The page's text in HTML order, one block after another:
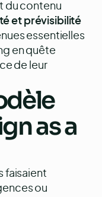
du contenu
et prévisibilité
essentielles
en quête
de leur
as a
faisaient
ou